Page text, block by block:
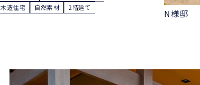
木造住宅 自然素材 2階建て
N様邸